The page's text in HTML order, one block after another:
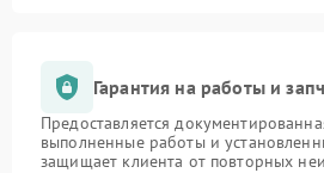
Гарантия на работы и
Предоставляется
выполненные работы и
защищает клиента от повторных